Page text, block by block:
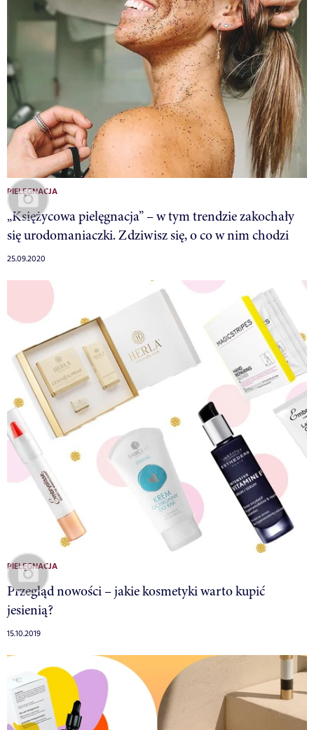
PIELĘGNACJA
„Księżycowa pielęgnacja” – w tym trendzie zakochały
się urodomaniaczki. Zdziwisz się, o co w nim chodzi
25.09.2020
PIELĘGNACJA
Przegląd nowości – jakie kosmetyki warto kupić
jesienią?
15.10.2019